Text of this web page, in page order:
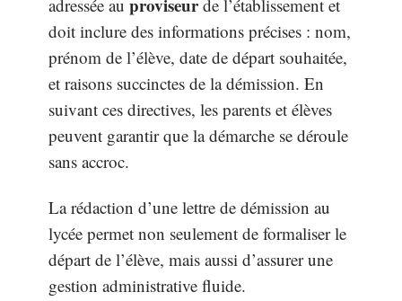
adressée au
de l’établissement et
doit inclure des informations précises : nom,
prénom de l’élève, date de départ souhaitée,
et raisons succinctes de la démission. En
suivant ces directives, les parents et élèves
peuvent garantir que la démarche se déroule
sans accroc.
La rédaction d’une lettre de démission au
lycée permet non seulement de formaliser le
départ de l’élève, mais aussi d’assurer une
gestion administrative fluide.